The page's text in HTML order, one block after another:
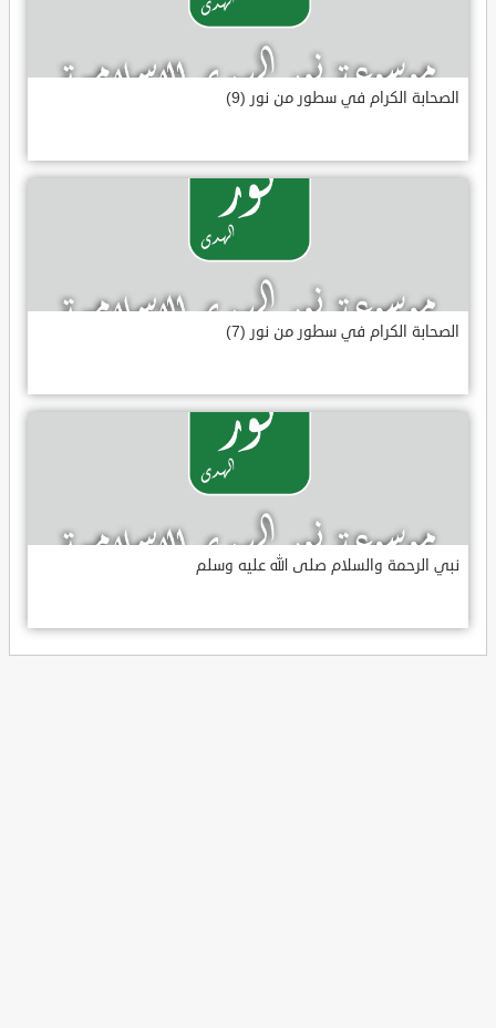
الصحابة الكرام في سطور من نور (9)
الصحابة الكرام في سطور من نور (7)
نبي الرحمة والسلام صلى الله عليه وسلم